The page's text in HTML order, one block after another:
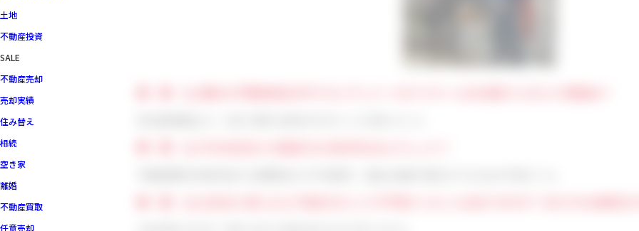
土地
不動産投資
SALE
不動産売却
売却実績
住み替え
相続
空き家
離婚
不動産買取
任意売却